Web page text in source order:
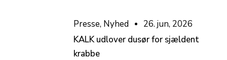
Presse, Nyhed
26. jun, 2026
KALK udlover dusør for sjældent
krabbe